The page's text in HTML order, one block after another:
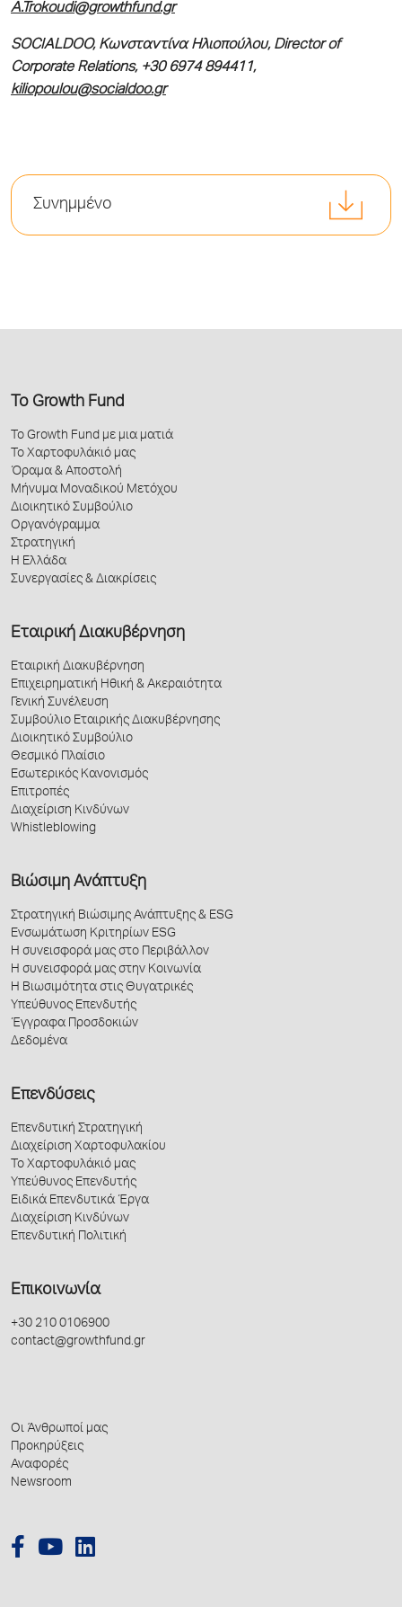
A.Trokoudi@growthfund.gr
SOCIALDOO, Κωνσταντίνα Ηλιοπούλου, Director of
Corporate Relations, +30 6974 894411,
kiliopoulou@socialdoo.gr
Συνημμένο
Το Growth Fund
Το Growth Fund με μια ματιά
Το Χαρτοφυλάκιό μας
Όραμα & Αποστολή
Μήνυμα Μοναδικού Μετόχου
Διοικητικό Συμβούλιο
Οργανόγραμμα
Στρατηγική
Η Ελλάδα
Συνεργασίες & Διακρίσεις
Εταιρική Διακυβέρνηση
Εταιρική Διακυβέρνηση
Επιχειρηματική Ηθική & Ακεραιότητα
Γενική Συνέλευση
Συμβούλιο Εταιρικής Διακυβέρνησης
Διοικητικό Συμβούλιο
Θεσμικό Πλαίσιο
Εσωτερικός Κανονισμός
Επιτροπές
Διαχείριση Κινδύνων
Whistleblowing
Βιώσιμη Ανάπτυξη
Στρατηγική Βιώσιμης Ανάπτυξης & ESG
Ενσωμάτωση Κριτηρίων ESG
Η συνεισφορά μας στο Περιβάλλον
Η συνεισφορά μας στην Κοινωνία
Η Βιωσιμότητα στις Θυγατρικές
Υπεύθυνος Επενδυτής
Έγγραφα Προσδοκιών
Δεδομένα
Επενδύσεις
Επενδυτική Στρατηγική
Διαχείριση Χαρτοφυλακίου
Το Χαρτοφυλάκιό μας
Υπεύθυνος Επενδυτής
Ειδικά Επενδυτικά Έργα
Διαχείριση Κινδύνων
Επενδυτική Πολιτική
Επικοινωνία
+30 210 0106900
contact@growthfund.gr
Οι Άνθρωποί μας
Προκηρύξεις
Αναφορές
Newsroom